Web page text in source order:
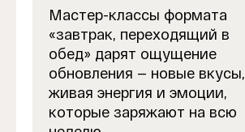
Мастер-классы формата
«завтрак, переходящий в
обед» дарят ощущение
обновления — новые вкусы,
живая энергия и эмоции,
которые заряжают на всю